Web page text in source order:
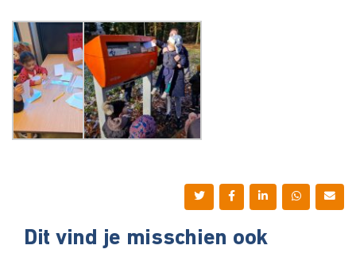
Dit vind je misschien ook